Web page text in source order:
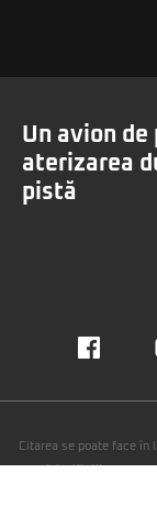
Un avion
aterizarea
pistă
Citarea se poate face în
uri, instituţii mass-